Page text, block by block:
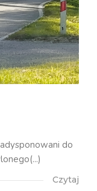
do
Czytaj